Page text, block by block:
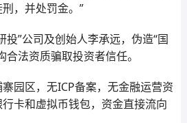
，并处罚金。”
”公司及创始人李承远，伪造“国
法资质骗取投资者信任。
园区，无ICP备案，无金融运营资
卡和虚拟币钱包，资金直接流向